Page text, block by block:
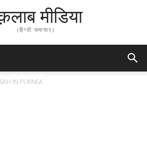
मीडिया
(हिन्दी समाचार)
IN PURNEA